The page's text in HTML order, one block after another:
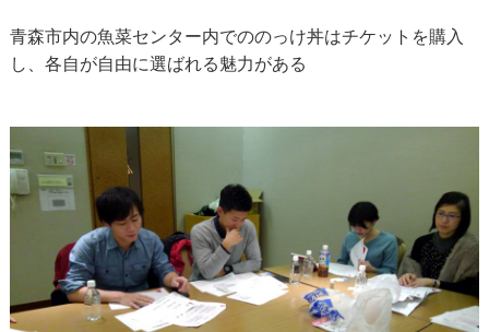
青森市内の魚菜センター内でののっけ丼はチケットを購入
し、各自が自由に選ばれる魅力がある